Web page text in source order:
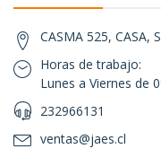
CASMA 525, CASA,
Horas de trabajo:
Lunes a Viernes de
232966131
ventas@jaes.cl